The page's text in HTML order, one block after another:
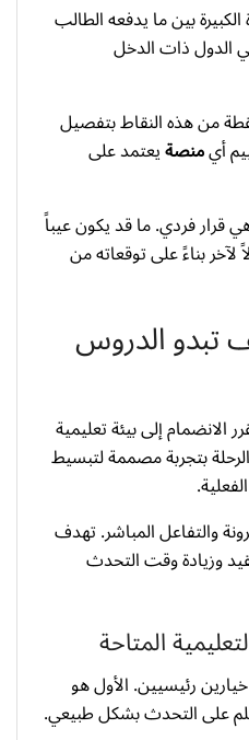
بين ما يدفعه الطالب
الدول ذات الدخل
من هذه النقاط بتفصيل
أيمنصةيعتمد على
قرار فردي. ما قد يكون عيباً
بناءً على توقعاته من
تبدو الدروس
الانضمام إلى بيئة تعليمية
بتجربة مصممة لتبسيط
والتفاعل المباشر. تهدف
وزيادة وقت التحدث
المتاحة
رئيسيين. الأول هو
على التحدث بشكل طبيعي.